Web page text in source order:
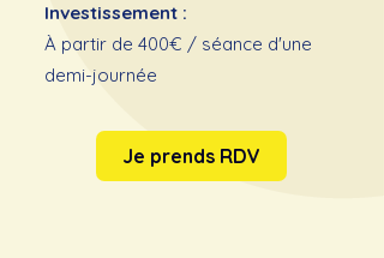
Investissement :
À partir de 400€ / séance d'une
demi-journée
Je prends RDV